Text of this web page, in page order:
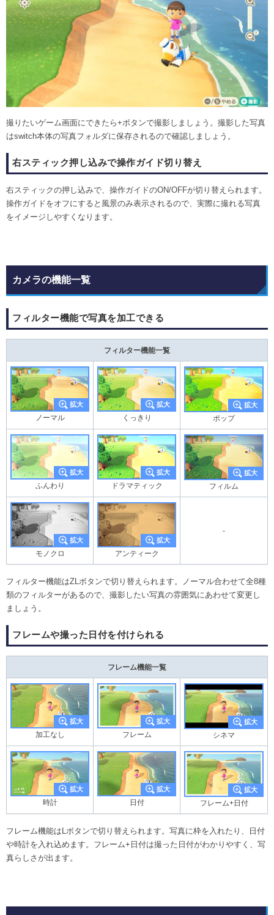
撮りたいゲーム画面にできたら+ボタンで撮影しましょう。撮影した写真
はswitch本体の写真フォルダに保存されるので確認しましょう。
右スティック押し込みで操作ガイド切り替え
右スティックの押し込みで、操作ガイドのON/OFFが切り替えられます。
操作ガイドをオフにすると風景のみ表示されるので、実際に撮れる写真
をイメージしやすくなります。
カメラの機能一覧
フィルター機能で写真を加工できる
フィルター機能一覧
ノーマル くっきり ポップ
ふんわり ドラマティック フィルム
モノクロ アンティーク
-
フィルター機能はZLボタンで切り替えられます。ノーマル合わせて全8種
類のフィルターがあるので、撮影したい写真の雰囲気にあわせて変更し
ましょう。
フレームや撮った日付を付けられる
フレーム機能一覧
加工なし フレーム シネマ
時計 日付 フレーム+日付
フレーム機能はLボタンで切り替えられます。写真に枠を入れたり、日付
や時計を入れ込めます。フレーム+日付は撮った日付がわかりやすく、写
真らしさが出ます。